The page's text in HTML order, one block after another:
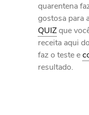
quarentena
gostosa para
QUIZque
receita aqui
faz o teste e
resultado.